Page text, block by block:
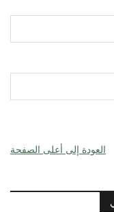
العودة إلى أعلى الصفحة